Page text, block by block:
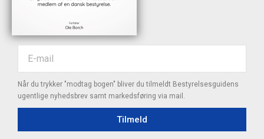
Når du trykker "modtag bogen" bliver du tilmeldt Bestyrelsesguidens
ugentlige nyhedsbrev samt markedsføring via mail.
Tilmeld